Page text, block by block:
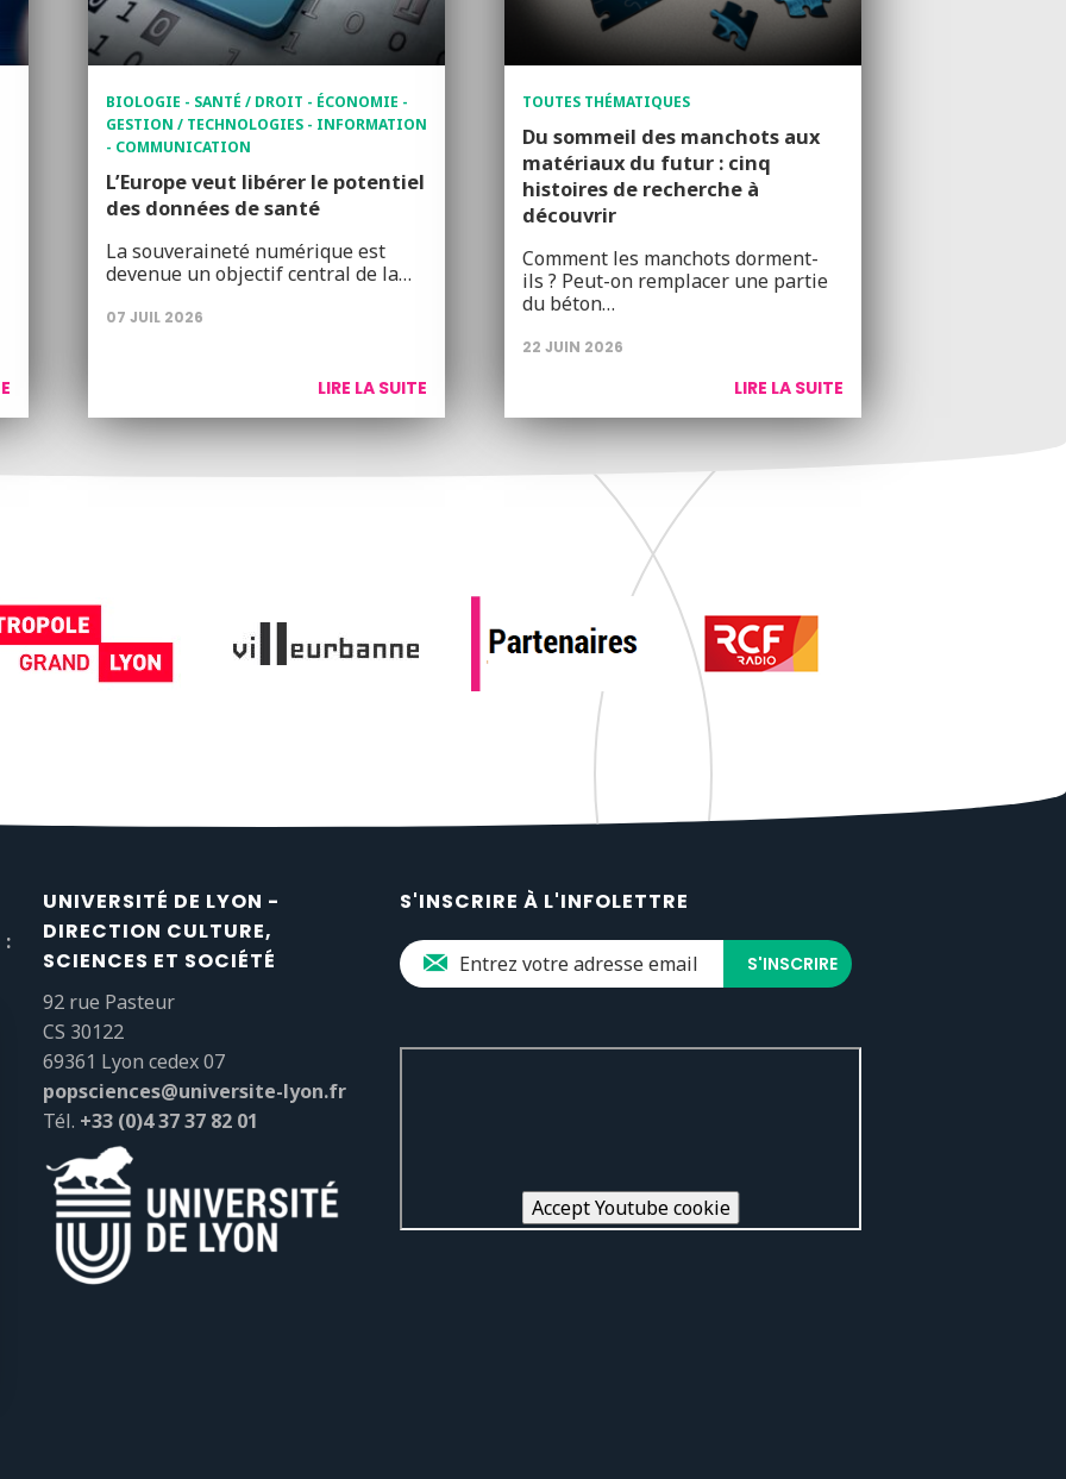
BIOLOGIE - SANTÉ / DROIT - ÉCONOMIE -
GESTION / TECHNOLOGIES - INFORMATION
- COMMUNICATION
L’Europe veut libérer le potentiel
des données de santé
La souveraineté numérique est
devenue un objectif central de la…
07 JUIL 2026
LIRE LA SUITE
TOUTES THÉMATIQUES
Du sommeil des manchots aux
matériaux du futur : cinq
histoires de recherche à
découvrir
Comment les manchots dorment-
ils ? Peut-on remplacer une partie
du béton…
22 JUIN 2026
LIRE LA SUITE
:
UNIVERSITÉ DE LYON -
DIRECTION CULTURE,
SCIENCES ET SOCIÉTÉ
92 rue Pasteur
CS 30122
69361 Lyon cedex 07
popsciences@universite-lyon.fr
Tél. +33 (0)4 37 37 82 01
S'INSCRIRE À L'INFOLETTRE
Accept Youtube cookie